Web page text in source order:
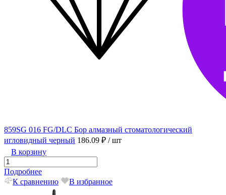
859SG 016 FG/DLC Бор алмазный стоматологический
игловидный черный 186.09 ₽ / шт
В корзину
Подробнее
К сравнению
В избранное